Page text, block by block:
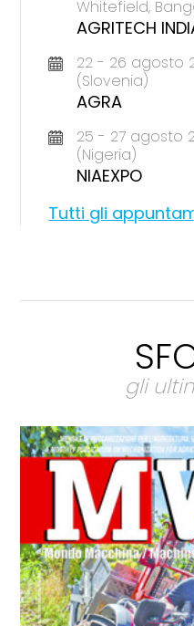
Whitefield,
AGRITECH
22 - 26 agosto
(Slovenia)
AGRA
25 - 27 agosto
(Nigeria)
NIAEXPO
Tutti gli
gli